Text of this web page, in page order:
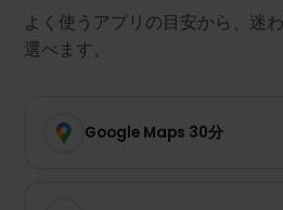
よく使うアプリの目安から、迷
選べます。
Google Maps 30分